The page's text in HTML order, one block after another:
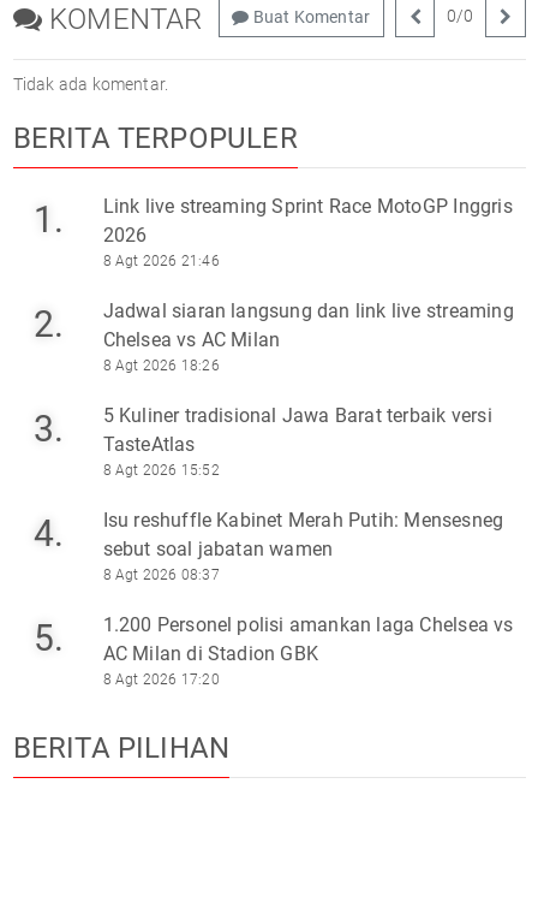
KOMENTAR Buat Komentar 0/0
Tidak ada komentar.
BERITA TERPOPULER
1.
Link live streaming Sprint Race MotoGP Inggris
2026
8 Agt 2026 21:46
2.
Jadwal siaran langsung dan link live streaming
Chelsea vs AC Milan
8 Agt 2026 18:26
3.
5 Kuliner tradisional Jawa Barat terbaik versi
TasteAtlas
8 Agt 2026 15:52
4.
Isu reshuffle Kabinet Merah Putih: Mensesneg
sebut soal jabatan wamen
8 Agt 2026 08:37
5.
1.200 Personel polisi amankan laga Chelsea vs
AC Milan di Stadion GBK
8 Agt 2026 17:20
BERITA PILIHAN